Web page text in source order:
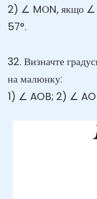
2) ∠ MОN, якщо ∠
57°.
32. Визначте
на малюнку:
1) ∠ AOB; 2) ∠